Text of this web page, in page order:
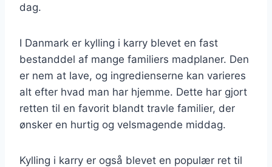
dag.
I Danmark er kylling i karry blevet en fast
bestanddel af mange familiers madplaner. Den
er nem at lave, og ingredienserne kan varieres
alt efter hvad man har hjemme. Dette har gjort
retten til en favorit blandt travle familier, der
ønsker en hurtig og velsmagende middag.
Kylling i karry er også blevet en populær ret til